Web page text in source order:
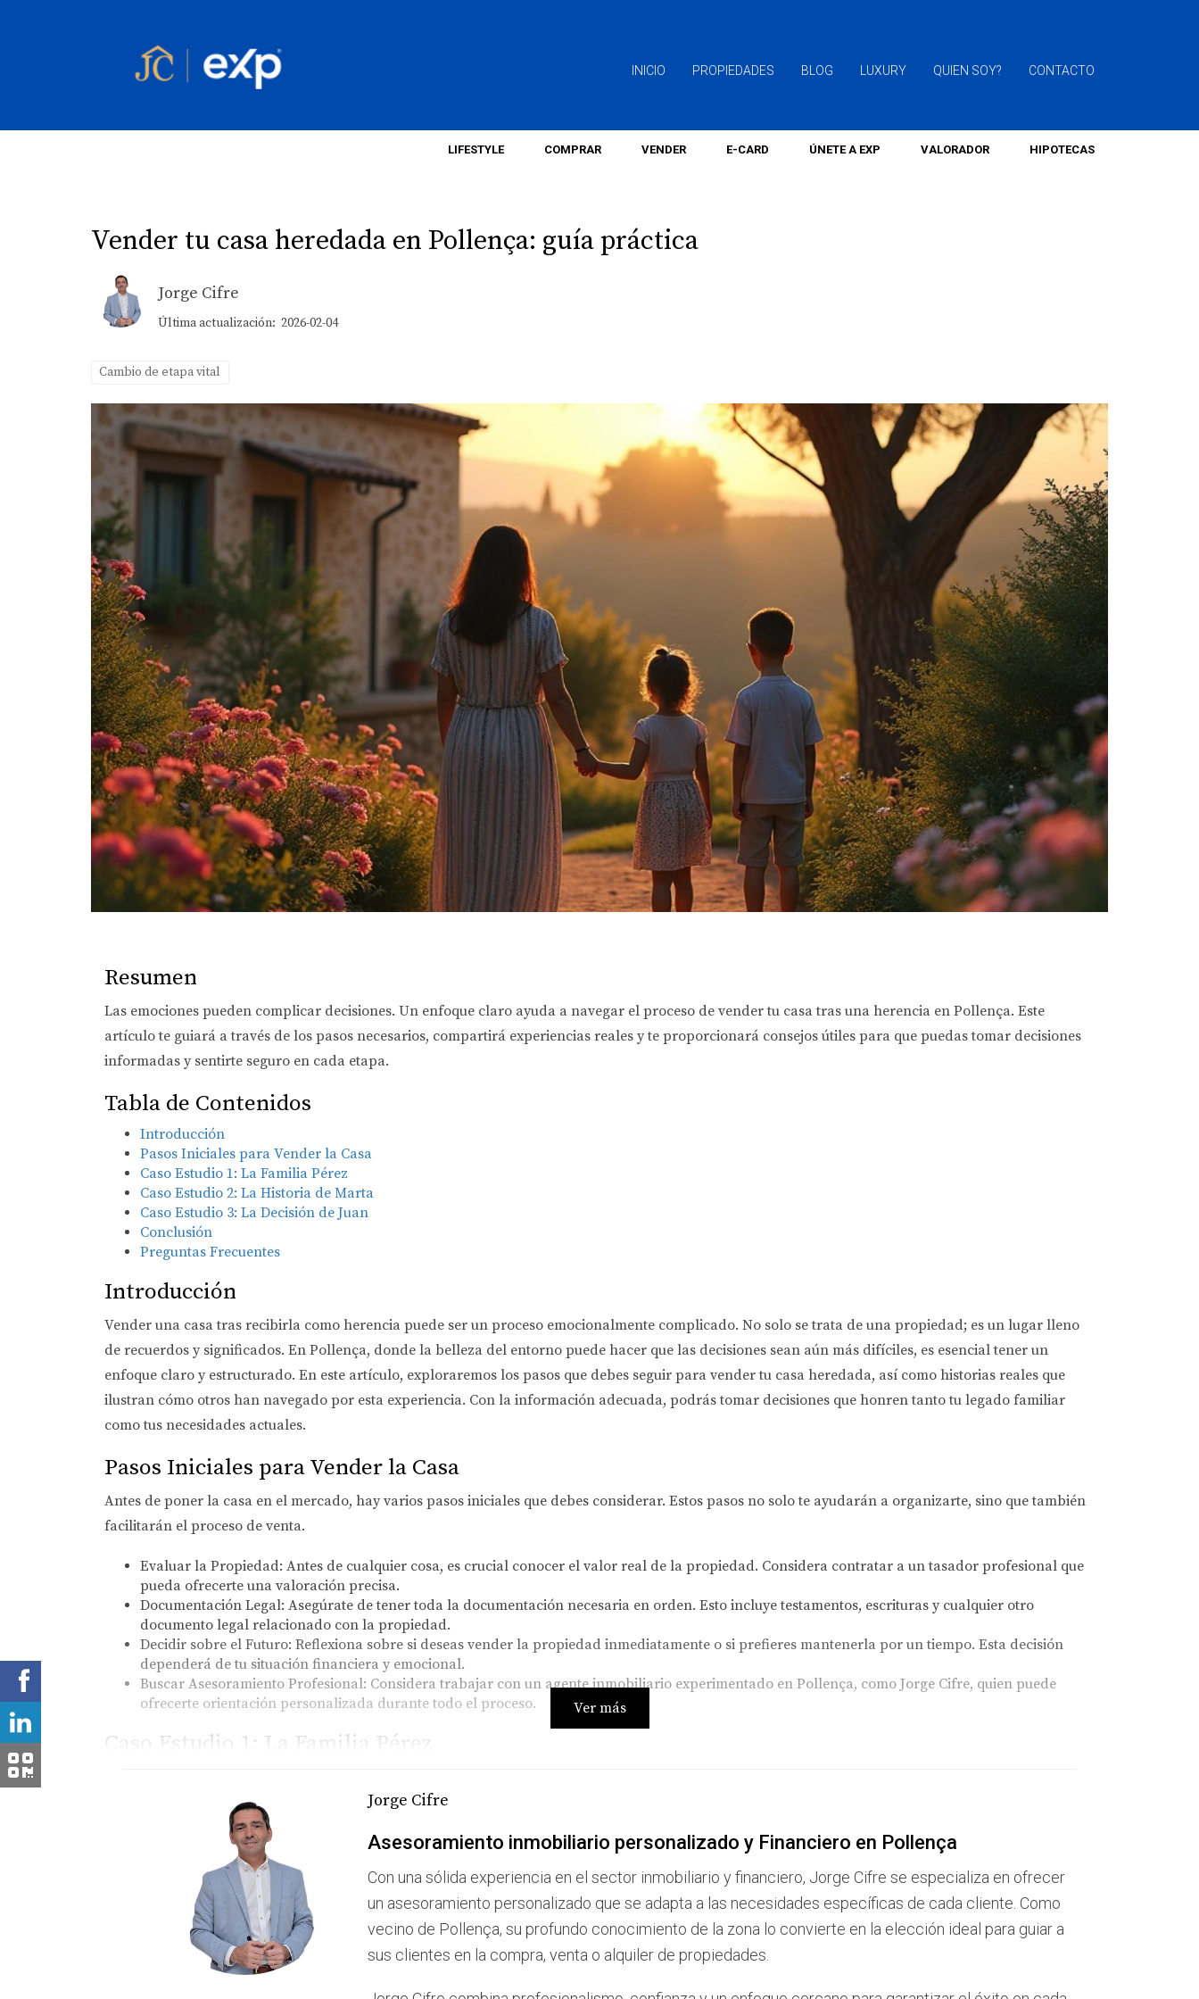
INICIO PROPIEDADES BLOG LUXURY QUIEN SOY? CONTACTO
LIFESTYLE COMPRAR VENDER E-CARD ÚNETE A EXP VALORADOR HIPOTECAS
Vender tu casa heredada en Pollença: guía práctica
Jorge Cifre
Última actualización: 2026-02-04
Cambio de etapa vital
Resumen
Las emociones pueden complicar decisiones. Un enfoque claro ayuda a navegar el proceso de vender tu casa tras una herencia en Pollença. Este
artículo te guiará a través de los pasos necesarios, compartirá experiencias reales y te proporcionará consejos útiles para que puedas tomar decisiones
informadas y sentirte seguro en cada etapa.
Tabla de Contenidos
Introducción
Pasos Iniciales para Vender la Casa
Caso Estudio 1: La Familia Pérez
Caso Estudio 2: La Historia de Marta
Caso Estudio 3: La Decisión de Juan
Conclusión
Preguntas Frecuentes
Introducción
Vender una casa tras recibirla como herencia puede ser un proceso emocionalmente complicado. No solo se trata de una propiedad; es un lugar lleno
de recuerdos y significados. En Pollença, donde la belleza del entorno puede hacer que las decisiones sean aún más difíciles, es esencial tener un
enfoque claro y estructurado. En este artículo, exploraremos los pasos que debes seguir para vender tu casa heredada, así como historias reales que
ilustran cómo otros han navegado por esta experiencia. Con la información adecuada, podrás tomar decisiones que honren tanto tu legado familiar
como tus necesidades actuales.
Pasos Iniciales para Vender la Casa
Antes de poner la casa en el mercado, hay varios pasos iniciales que debes considerar. Estos pasos no solo te ayudarán a organizarte, sino que también
facilitarán el proceso de venta.
Evaluar la Propiedad: Antes de cualquier cosa, es crucial conocer el valor real de la propiedad. Considera contratar a un tasador profesional que
pueda ofrecerte una valoración precisa.
Documentación Legal: Asegúrate de tener toda la documentación necesaria en orden. Esto incluye testamentos, escrituras y cualquier otro
documento legal relacionado con la propiedad.
Decidir sobre el Futuro: Reflexiona sobre si deseas vender la propiedad inmediatamente o si prefieres mantenerla por un tiempo. Esta decisión
dependerá de tu situación financiera y emocional.
Buscar Asesoramiento Profesional: Considera trabajar con un agente inmobiliario experimentado en Pollença, como Jorge Cifre, quien puede
ofrecerte orientación personalizada durante todo el proceso.
Caso Estudio 1: La Familia Pérez
familiares, pero también representaba una carga financiera. Después de evaluar su situación, decidieron vender la casa con la ayuda de Jorge Cifre. Él
les brindó apoyo emocional y práctico, ayudándoles a entender el mercado actual y a establecer un precio justo. Finalmente, lograron vender la
propiedad rápidamente y a un buen precio, lo que les permitió invertir en nuevas oportunidades.
Caso Estudio 2: La Historia de Marta
Marta heredó una casa en Pollença después del fallecimiento de su madre. Aunque sentía una profunda conexión emocional con el lugar, sabía que no
podía mantenerla debido a sus responsabilidades laborales y familiares. Con el asesoramiento de Jorge Cifre, Marta pudo encontrar un equilibrio entre
honrar la memoria de su madre y tomar decisiones prácticas para su vida actual. Al final, vendió la casa a una familia joven que estaba buscando su
Ver más
Jorge Cifre
Asesoramiento inmobiliario personalizado y Financiero en Pollença
Con una sólida experiencia en el sector inmobiliario y financiero, Jorge Cifre se especializa en ofrecer
un asesoramiento personalizado que se adapta a las necesidades específicas de cada cliente. Como
vecino de Pollença, su profundo conocimiento de la zona lo convierte en la elección ideal para guiar a
sus clientes en la compra, venta o alquiler de propiedades.